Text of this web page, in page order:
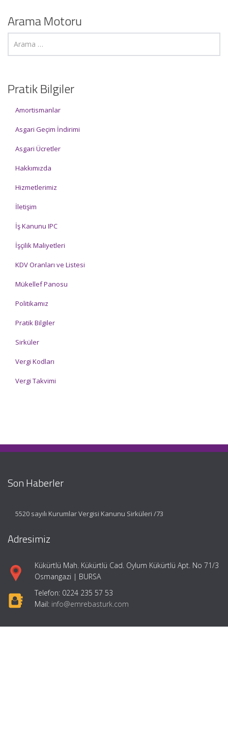
Arama Motoru
Pratik Bilgiler
Amortismanlar
Asgari Geçim İndirimi
Asgari Ücretler
Hakkımızda
Hizmetlerimiz
İletişim
İş Kanunu IPC
İşçilik Maliyetleri
KDV Oranları ve Listesi
Mükellef Panosu
Politikamız
Pratik Bilgiler
Sirküler
Vergi Kodları
Vergi Takvimi
Son Haberler
5520 sayılı Kurumlar Vergisi Kanunu Sirküleri /73
Adresimiz
Kükürtlü Mah. Kükürtlü Cad. Oylum Kükürtlü Apt. No 71/3
Osmangazi | BURSA
Telefon: 0224 235 57 53
Mail: info@emrebasturk.com
Hızlı Menü